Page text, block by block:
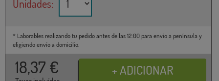
Unidades:
* Laborables realizando tu pedido antes de las 12:00 para envío a península y
eligiendo envío a domicilio.
18,37 €